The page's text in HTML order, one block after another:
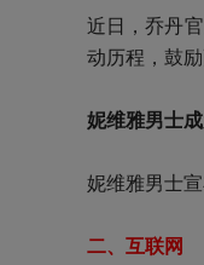
近日，乔丹
动历程，鼓
妮维雅男士
妮维雅男士
二、互联网